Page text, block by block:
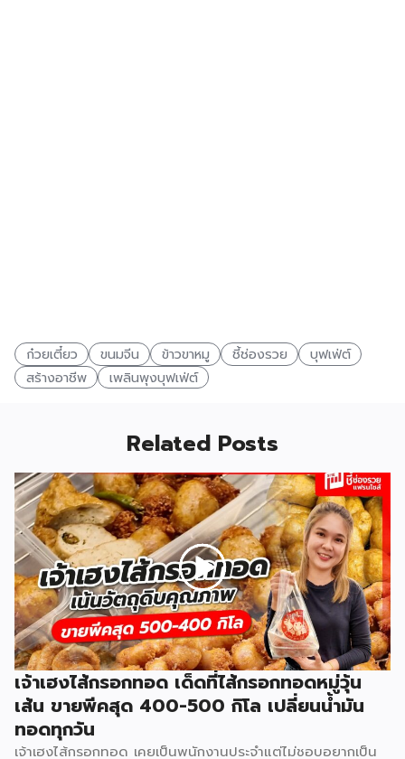
ก๋วยเตี๋ยว ขนมจีน ข้าวขาหมู ชี้ช่องรวย
บุฟเฟ่ต์
สร้างอาชีพ
เพลินพุงบุฟเฟ่ต์
Related Posts
เจ้าเฮงไส้กรอกทอด เด็ดที่ไส้กรอกทอดหมู่วุ้น
เส้น ขายพีคสุด 400-500 กิโล เปลี่ยนน้ำมัน
ทอดทุกวัน
เจ้าเฮงไส้กรอกทอด เคยเป็นพนักงานประจำแต่ไม่ชอบอยากเป็น